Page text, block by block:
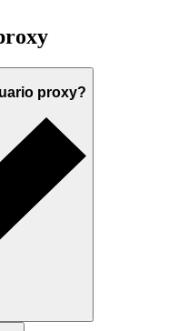
proxy?